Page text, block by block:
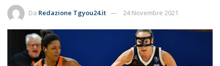
Da Redazione Tgyou24.it 24 Novembre 2021